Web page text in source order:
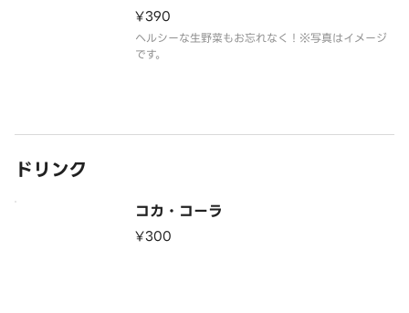
¥390
ヘルシーな生野菜もお忘れなく！※写真はイメージ
です。
ドリンク
コカ・コーラ
¥300